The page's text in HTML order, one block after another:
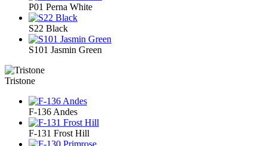
P01 Perna White
S22 Black
S101 Jasmin Green
Tristone
F-136 Andes
F-131 Frost Hill